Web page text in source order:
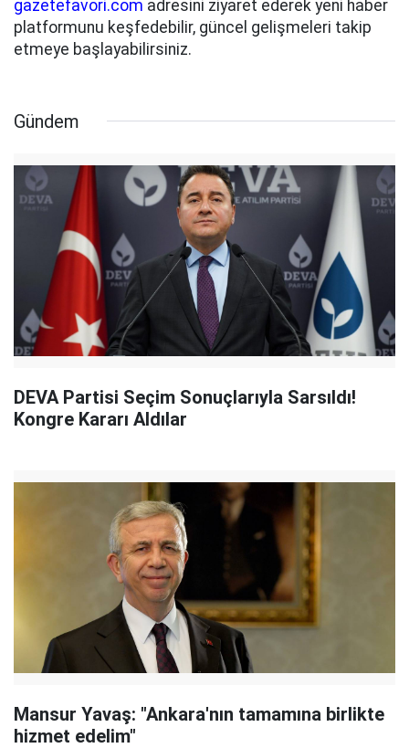
gazetefavori.com adresini ziyaret ederek yeni haber
platformunu keşfedebilir, güncel gelişmeleri takip
etmeye başlayabilirsiniz.
Gündem
DEVA Partisi Seçim Sonuçlarıyla Sarsıldı!
Kongre Kararı Aldılar
Mansur Yavaş: "Ankara'nın tamamına birlikte
hizmet edelim"